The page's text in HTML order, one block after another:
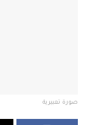
صورة تعبيرية